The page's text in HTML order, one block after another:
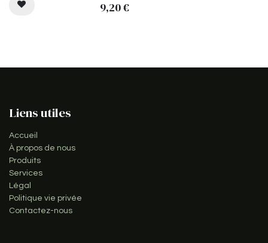
9,20€
Liens utiles
Accueil
À propos de nous
Produits
Services
Légal
Politique vie privée
Contactez-nous